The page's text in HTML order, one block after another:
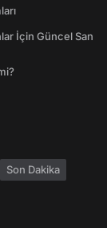
İçin Güncel San
Son Dakika